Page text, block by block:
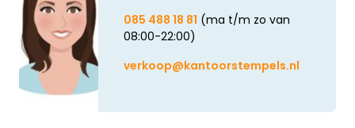
085 488 18 81 (ma t/m zo van
08:00-22:00)
verkoop@kantoorstempels.nl